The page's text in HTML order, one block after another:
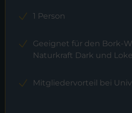
1 Person
Geeignet für den Bork-
Naturkraft Dark und
Mitgliedervorteil bei